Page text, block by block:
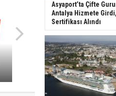
Asyaport’ta Çifte
Antalya Hizmete
Sertifikası Alındı